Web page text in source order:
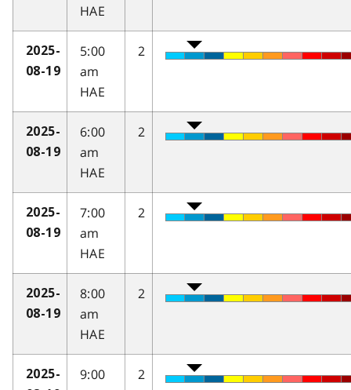
HAE
2025-
08-19
5:00
am
HAE
2
2025-
08-19
6:00
am
HAE
2
2025-
08-19
7:00
am
HAE
2
2025-
08-19
8:00
am
HAE
2
2025-
9:00
2